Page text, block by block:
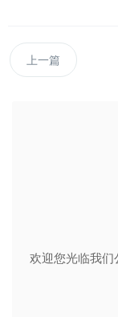
上一篇
欢迎您光临我